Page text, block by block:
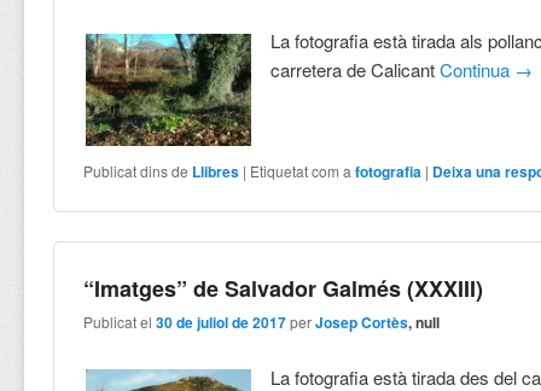
La fotografia està tirada als
carretera de CalicantContinua →
Publicat dins de Llibres | Etiquetat com a fotografia | Deixa una
“Imatges” de Salvador Galmés (XXXIII)
Publicat el30 de juliol de 2017 perJosep Cortès, null
La fotografia està tirada des del